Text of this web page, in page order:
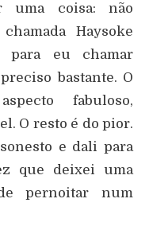
uma coisa: não
Haysoke
para eu chamar
bastante. O
fabuloso,
O resto é do pior.
e dali para
que deixei uma
pernoitar num